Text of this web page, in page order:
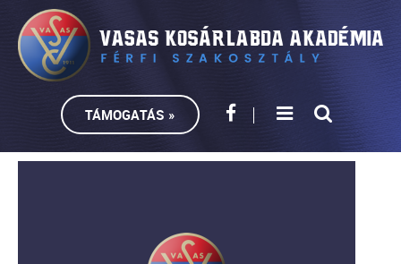
TÁMOGATÁS »